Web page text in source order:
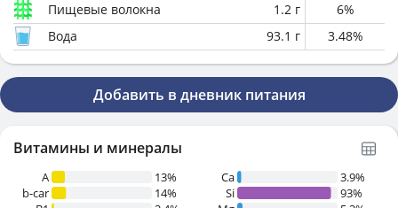
Пищевые волокна
1.2 г 6%
Вода
93.1 г 3.48%
Добавить в дневник питания
Витамины и минералы
A
13%
b-car
14%
Ca
3.9%
Si
93%